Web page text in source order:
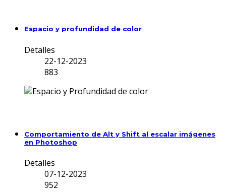
Espacio y profundidad de color
Detalles
22-12-2023
883
Comportamiento de Alt y Shift al escalar imágenes
en Photoshop
Detalles
07-12-2023
952